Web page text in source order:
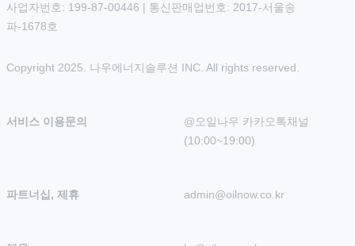
사업자번호: 199-87-00446 | 통신판매업번호: 2017-서울송
파-1678호
Copyright 2025. 나우에너지솔루션 INC. All rights reserved.
서비스 이용문의
@오일나우 카카오톡채널
(10:00~19:00)
파트너십, 제휴 admin@oilnow.co.kr